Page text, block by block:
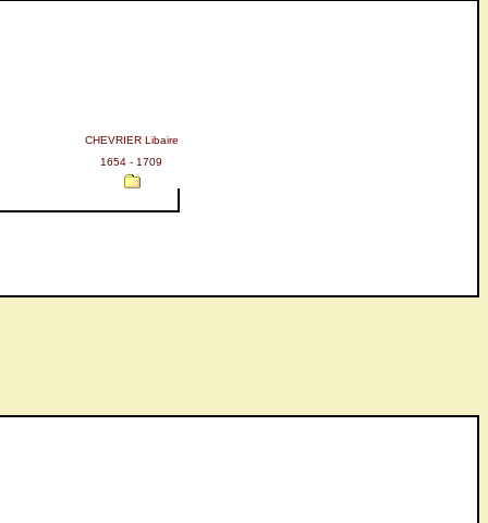
CHEVRIER Libaire
1654 - 1709